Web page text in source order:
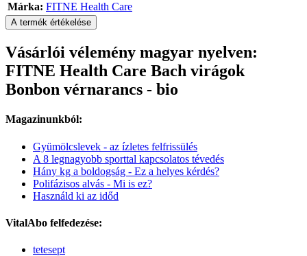
Márka: FITNE Health Care
A termék értékelése
Vásárlói vélemény magyar nyelven:
FITNE Health Care Bach virágok
Bonbon vérnarancs - bio
Magazinunkból:
Gyümölcslevek - az ízletes felfrissülés
A 8 legnagyobb sporttal kapcsolatos tévedés
Hány kg a boldogság - Ez a helyes kérdés?
Polifázisos alvás - Mi is ez?
Használd ki az időd
VitalAbo felfedezése:
tetesept